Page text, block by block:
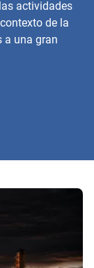
actividades
de la
a una gran